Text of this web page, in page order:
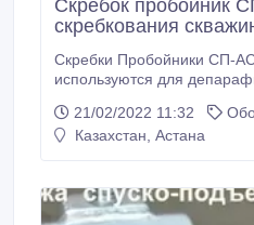
Скребок пробойник
скребкования
Скребки Пробойники СП-
используются для депарафинизации –
нефтегазовых скважинах
пробивки пробки
21/02/2022 11:32
Казахстан, Астана